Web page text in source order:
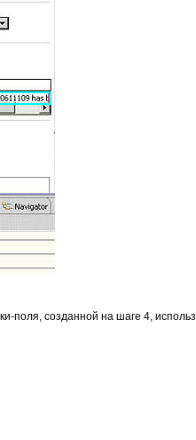
поля, созданной на шаге 4,